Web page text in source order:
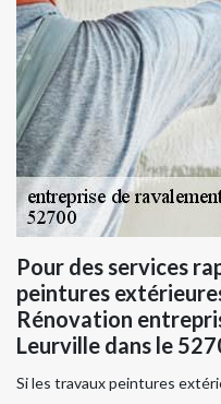
Pour des services
peintures
Rénovation
Leurville dans le
Si les travaux peintures